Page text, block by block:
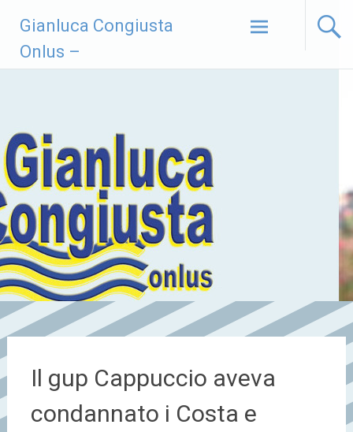
contenuto
Gianluca Congiusta
Onlus –
Il gup Cappuccio aveva
condannato i Costa e